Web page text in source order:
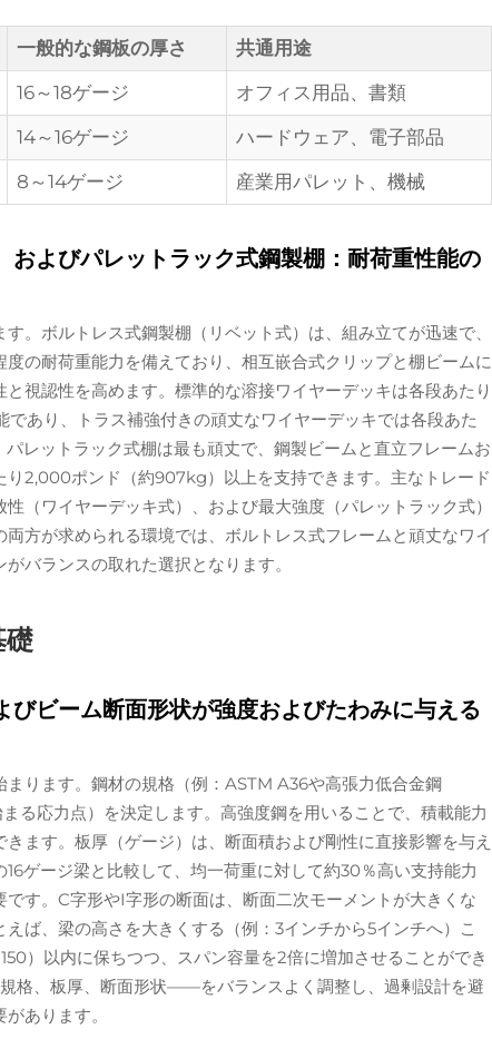
一般的な鋼板の厚さ
共通用途
16～18ゲージ
オフィス用品、書類
14～16ゲージ
ハードウェア、電子部品
8～14ゲージ 産業用パレット、機械
およびパレットラック式鋼製棚：耐荷重性能の
。ボルトレス式鋼製棚（リベット式）は、組み立てが迅速で、
の耐荷重能力を備えており、相互嵌合式クリップと棚ビームに
視認性を高めます。標準的な溶接ワイヤーデッキは各段あたり
あり、トラス補強付きの頑丈なワイヤーデッキでは各段あた
レットラック式棚は最も頑丈で、鋼製ビームと直立フレームお
り2,000ポンド（約907kg）以上を支持できます。主なトレード
（ワイヤーデッキ式）、および最大強度（パレットラック式）
方が求められる環境では、ボルトレス式フレームと頑丈なワイ
バランスの取れた選択となります。
礎
ビーム断面形状が強度およびたわみに与える
ります。鋼材の規格（例：ASTM A36や高張力低合金鋼
る応力点）を決定します。高強度鋼を用いることで、積載能力
ます。板厚（ゲージ）は、断面積および剛性に直接影響を与え
ゲージ梁と比較して、均一荷重に対して約30％高い支持能力
す。C字形やI字形の断面は、断面二次モーメントが大きくな
ば、梁の高さを大きくする（例：3インチから5インチへ）こ
）以内に保ちつつ、スパン容量を2倍に増加させることができ
格、板厚、断面形状——をバランスよく調整し、過剰設計を避
あります。